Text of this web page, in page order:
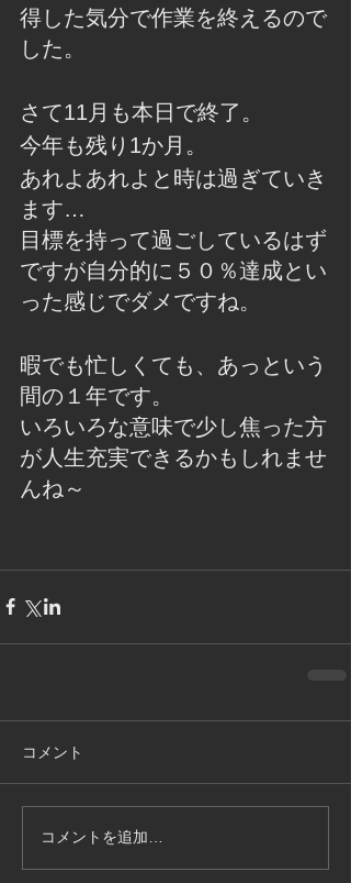
得した気分で作業を終えるので
した。
さて11月も本日で終了。
今年も残り1か月。
あれよあれよと時は過ぎていき
ます…
目標を持って過ごしているはず
ですが自分的に５０％達成とい
った感じでダメですね。
暇でも忙しくても、あっという
間の１年です。
いろいろな意味で少し焦った方
が人生充実できるかもしれませ
んね～
コメント
コメントを追加…